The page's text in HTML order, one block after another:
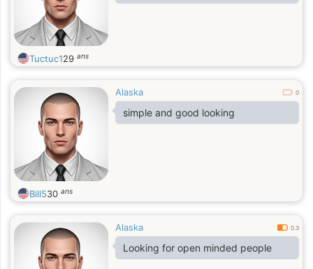
Tuctuc129 ans
Alaska 0
simple and good looking
Bill530 ans
Alaska 0.3
Looking for open minded people